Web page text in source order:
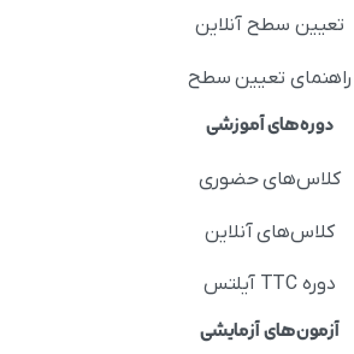
تعیین سطح آنلاین
راهنمای تعیین سطح
دوره‌های آموزشی
کلاس‌های حضوری
کلاس‌های آنلاین
دوره TTC آیلتس
آزمون‌های آزمایشی